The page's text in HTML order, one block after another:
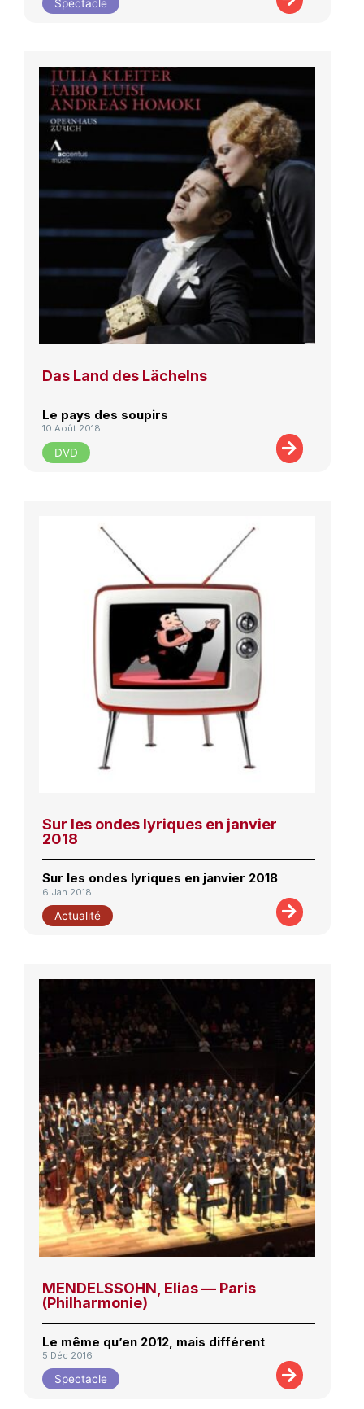
Spectacle
Das Land des Lächelns
Le pays des soupirs
10 Août 2018
DVD
Sur les ondes lyriques en janvier
2018
Sur les ondes lyriques en janvier 2018
6 Jan 2018
Actualité
MENDELSSOHN, Elias — Paris
(Philharmonie)
Le même qu’en 2012, mais différent
5 Déc 2016
Spectacle